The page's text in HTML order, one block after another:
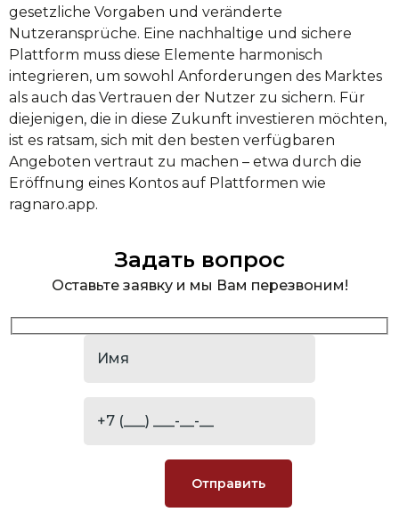
gesetzliche Vorgaben und veränderte
Nutzeransprüche. Eine nachhaltige und sichere
Plattform muss diese Elemente harmonisch
integrieren, um sowohl Anforderungen des Marktes
als auch das Vertrauen der Nutzer zu sichern. Für
diejenigen, die in diese Zukunft investieren möchten,
ist es ratsam, sich mit den besten verfügbaren
Angeboten vertraut zu machen – etwa durch die
Eröffnung eines Kontos auf Plattformen wie
ragnaro.app.
Задать вопрос
Оставьте заявку и мы Вам перезвоним!